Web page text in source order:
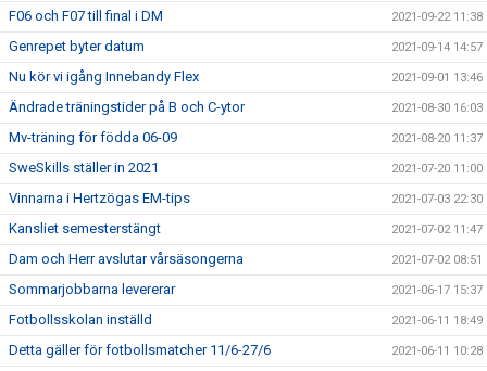
F06 och F07 till final i DM 2021-09-22 11:38
Genrepet byter datum 2021-09-14 14:57
Nu kör vi igång Innebandy Flex 2021-09-01 13:46
Ändrade träningstider på B och C-ytor 2021-08-30 16:03
Mv-träning för födda 06-09 2021-08-20 11:37
SweSkills ställer in 2021 2021-07-20 11:00
Vinnarna i Hertzögas EM-tips 2021-07-03 22:30
Kansliet semesterstängt 2021-07-02 11:47
Dam och Herr avslutar vårsäsongerna 2021-07-02 08:51
Sommarjobbarna levererar 2021-06-17 15:37
Fotbollsskolan inställd 2021-06-11 18:49
Detta gäller för fotbollsmatcher 11/6-27/6 2021-06-11 10:28